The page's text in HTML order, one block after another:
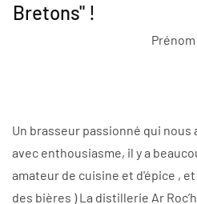
Bretons" !
Prénom
Un brasseur passionné qui
avec enthousiasme, il y a
amateur de cuisine et d'épice ,
des bières ) La distillerie Ar